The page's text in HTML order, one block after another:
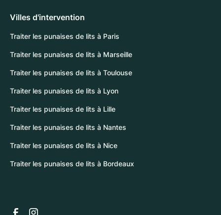
Villes d'intervention
Traiter les punaises de lits à Paris
Traiter les punaises de lits à Marseille
Traiter les punaises de lits à Toulouse
Traiter les punaises de lits à Lyon
Traiter les punaises de lits à Lille
Traiter les punaises de lits à Nantes
Traiter les punaises de lits à Nice
Traiter les punaises de lits à Bordeaux